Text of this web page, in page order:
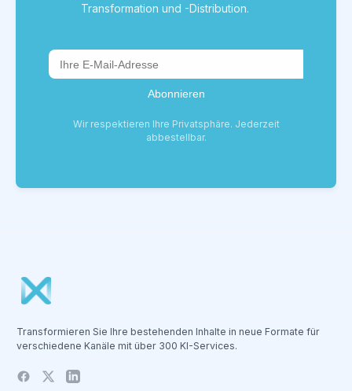
Transformation und -Distribution.
Wir respektieren Ihre Privatsphäre. Jederzeit
abbestellbar.
Transformieren Sie Ihre bestehenden Inhalte in neue Formate für
verschiedene Kanäle mit über 300 KI-Services.